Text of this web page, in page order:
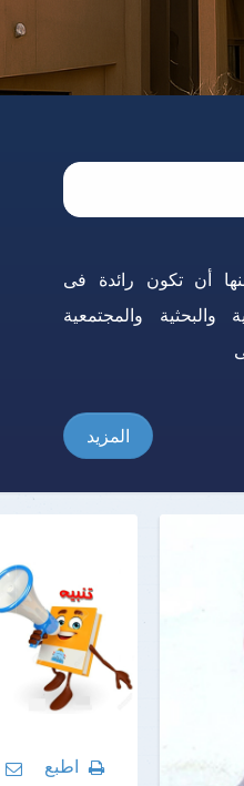
أن تكون رائدة فى
والبحثية والمجتمعية
المزيد
اطبع